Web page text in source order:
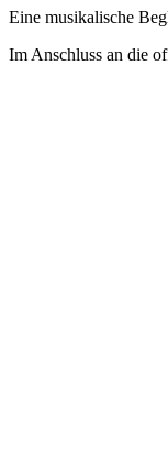
Eine musikalische
Im Anschluss an die